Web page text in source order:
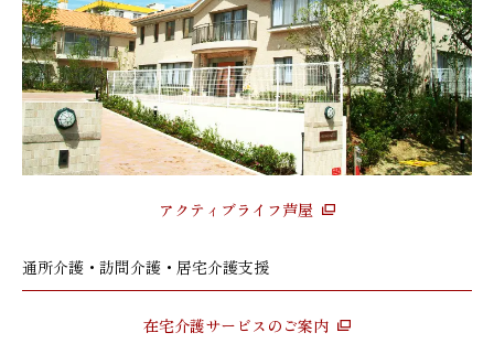
アクティブライフ芦屋
通所介護・訪問介護・居宅介護支援
在宅介護サービスのご案内